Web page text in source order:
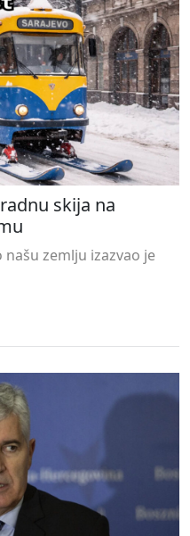
skija na
zemlju izazvao je